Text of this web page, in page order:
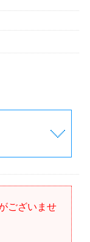
ございませ